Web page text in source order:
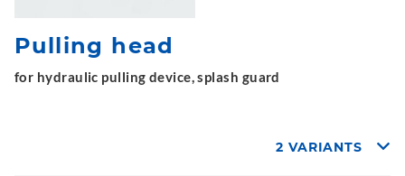
Pulling head
for hydraulic pulling device, splash guard
2 VARIANTS